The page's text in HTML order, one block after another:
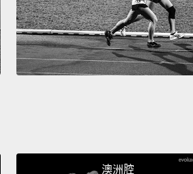
澳洲腔